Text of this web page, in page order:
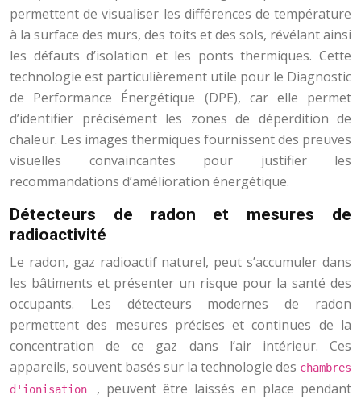
permettent de visualiser les différences de température
à la surface des murs, des toits et des sols, révélant ainsi
les défauts d’isolation et les ponts thermiques. Cette
technologie est particulièrement utile pour le Diagnostic
de Performance Énergétique (DPE), car elle permet
d’identifier précisément les zones de déperdition de
chaleur. Les images thermiques fournissent des preuves
visuelles convaincantes pour justifier les
recommandations d’amélioration énergétique.
Détecteurs de radon et mesures de
radioactivité
Le radon, gaz radioactif naturel, peut s’accumuler dans
les bâtiments et présenter un risque pour la santé des
occupants. Les détecteurs modernes de radon
permettent des mesures précises et continues de la
concentration de ce gaz dans l’air intérieur. Ces
appareils, souvent basés sur la technologie des chambres
d'ionisation , peuvent être laissés en place pendant